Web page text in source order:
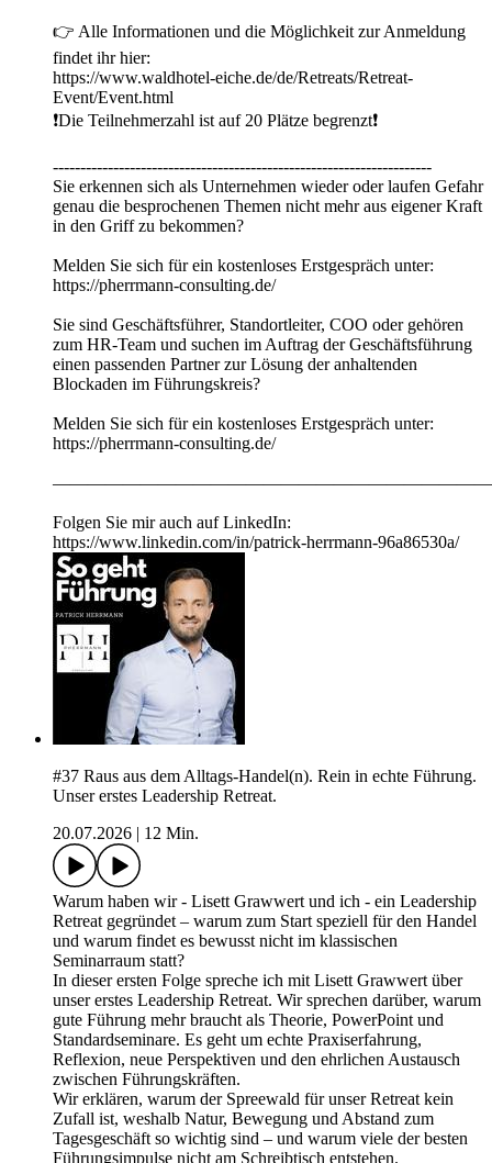
👉 Alle Informationen und die Möglichkeit zur Anmeldung
findet ihr hier:
https://www.waldhotel-eiche.de/de/Retreats/Retreat-
Event/Event.html
❗️Die Teilnehmerzahl ist auf 20 Plätze begrenzt❗️
---------------------------------------------------------------------
Sie erkennen sich als Unternehmen wieder oder laufen Gefahr
genau die besprochenen Themen nicht mehr aus eigener Kraft
in den Griff zu bekommen?
Melden Sie sich für ein kostenloses Erstgespräch unter:
https://pherrmann-consulting.de/
Sie sind Geschäftsführer, Standortleiter, COO oder gehören
zum HR-Team und suchen im Auftrag der Geschäftsführung
einen passenden Partner zur Lösung der anhaltenden
Blockaden im Führungskreis?
Melden Sie sich für ein kostenloses Erstgespräch unter:
https://pherrmann-consulting.de/
Folgen Sie mir auch auf LinkedIn:
https://www.linkedin.com/in/patrick-herrmann-96a86530a/
#37 Raus aus dem Alltags-Handel(n). Rein in echte Führung.
Unser erstes Leadership Retreat.
20.07.2026
12 Min.
Warum haben wir - Lisett Grawwert und ich - ein Leadership
Retreat gegründet – warum zum Start speziell für den Handel
und warum findet es bewusst nicht im klassischen
Seminarraum statt?
In dieser ersten Folge spreche ich mit Lisett Grawwert über
unser erstes Leadership Retreat. Wir sprechen darüber, warum
gute Führung mehr braucht als Theorie, PowerPoint und
Standardseminare. Es geht um echte Praxiserfahrung,
Reflexion, neue Perspektiven und den ehrlichen Austausch
zwischen Führungskräften.
Wir erklären, warum der Spreewald für unser Retreat kein
Zufall ist, weshalb Natur, Bewegung und Abstand zum
Tagesgeschäft so wichtig sind – und warum viele der besten
Führungsimpulse nicht am Schreibtisch entstehen.